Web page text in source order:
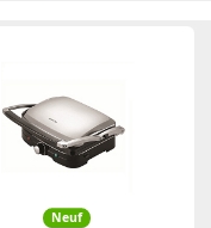
Neuf